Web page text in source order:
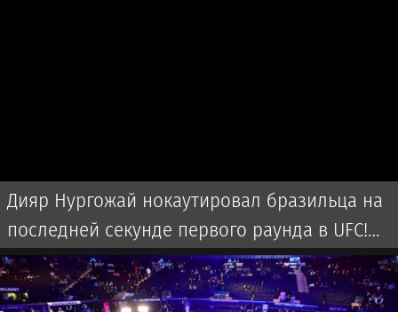
Дияр Нургожай нокаутировал бразильца на
последней секунде первого раунда в UFC!
Видео и слова после боя